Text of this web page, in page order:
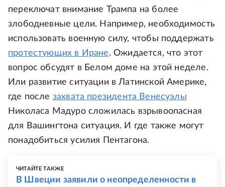
переключат внимание Трампа на более
злободневные цели. Например, необходимость
использовать военную силу, чтобы поддержать
протестующих в Иране. Ожидается, что этот
вопрос обсудят в Белом доме на этой неделе.
Или развитие ситуации в Латинской Америке,
где после захвата президента Венесуэлы
Николаса Мадуро сложилась взрывоопасная
для Вашингтона ситуация. И где также могут
понадобиться усилия Пентагона.
ЧИТАЙТЕ ТАКЖЕ
В Швеции заявили о неопределенности в